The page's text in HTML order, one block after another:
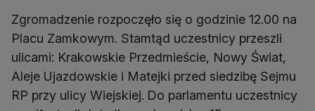
Zgromadzenie rozpoczęło się o godzinie 12.00 na
Placu Zamkowym. Stamtąd uczestnicy przeszli
ulicami: Krakowskie Przedmieście, Nowy Świat,
Aleje Ujazdowskie i Matejki przed siedzibę Sejmu
RP przy ulicy Wiejskiej. Do parlamentu uczestnicy